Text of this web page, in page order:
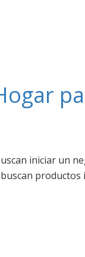
iniciar un
productos